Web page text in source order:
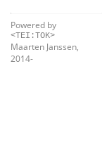
Powered by
<TEI:TOK>
Maarten Janssen,
2014-